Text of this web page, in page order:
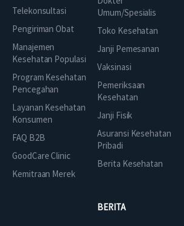
Telekonsultasi
Pengiriman Obat
Manajemen
Kesehatan Populasi
Program Kesehatan
Pencegahan
Layanan Kesehatan
Konsumen
FAQ B2B
GoodCare Clinic
Kemitraan Merek
Umum/Spesialis
Toko Kesehatan
Janji Pemesanan
Vaksinasi
Pemeriksaan
Kesehatan
Janji Fisik
Asuransi Kesehatan
Pribadi
Berita Kesehatan
BERITA